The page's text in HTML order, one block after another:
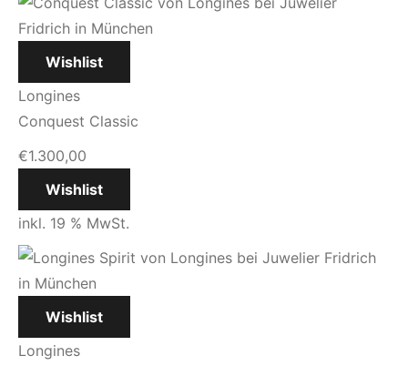
Wishlist
Longines
Conquest Classic
€1.300,00
Wishlist
inkl. 19 % MwSt.
Wishlist
Longines